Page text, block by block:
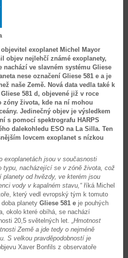
exoplanet Michel Mayor
objev nejlehčí známé exoplanety,
nachází ve slavném systému Gliese
nese označení Gliese 581 e a je
naše Země. Nová data vedla také k
581 d, objevené již v roce
zóny života, kde na ní mohou
Jedinečný objev je výsledkem
s pomocí spektrografu HARPS
dalekohledu ESO na La Silla. Ten
lovcem exoplanet s nízkou
exoplanetách jsou v současnosti
typu, nacházející se v zóně života, což
od hvězdy, ve kterém jsou
vody v kapalném stavu,“říká Michel
který vedl evropský tým k tomuto
planety Gliese 581 e je pouhých
okolo které obíhá, se nachází
20,5 světelných let. „Hmotnost
Země a jde tedy o nejméně
S velkou pravděpodobností je
Xaver Bonfils z observatoře